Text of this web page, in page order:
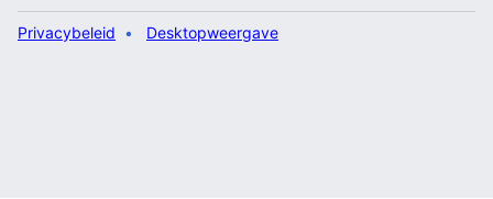
Privacybeleid Desktopweergave